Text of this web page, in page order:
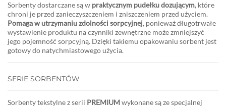
Sorbenty dostarczane są w praktycznym pudełku dozującym, które
chroni je przed zanieczyszczeniem i zniszczeniem przed użyciem.
Pomaga w utrzymaniu zdolności sorpcyjnej, ponieważ długotrwałe
wystawienie produktu na czynniki zewnętrzne może zmniejszyć
jego pojemność sorpcyjną. Dzięki takiemu opakowaniu sorbent jest
gotowy do natychmiastowego użycia.
SERIE SORBENTÓW
Sorbenty tekstylne z serii PREMIUM wykonane są ze specjalnej